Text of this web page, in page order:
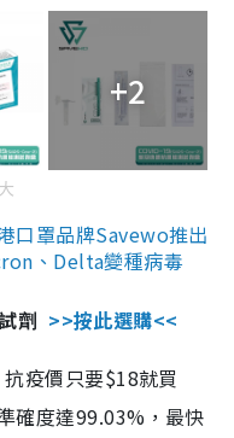
+2
口罩品牌Savewo推出
、Delta變種病毒
劑 >>按此選購<<
疫價只要$18就買
確度達99.03%，最快